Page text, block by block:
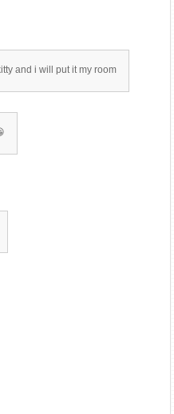
and i will put it my room